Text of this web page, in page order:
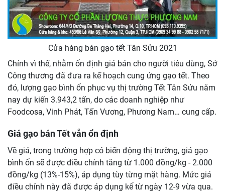
Cửa hàng bán gạo tết Tân Sửu 2021
Chính vì thế, nhằm ổn định giá bán cho người tiêu dùng, Sở
Công thương đã đưa ra kế hoạch cung ứng gạo tết. Theo
đó, lượng gạo bình ổn phục vụ thị trường Tết Tân Sửu năm
nay dự kiến 3.943,2 tấn, do các doanh nghiệp như
Foodcosa, Vinh Phát, Tấn Vương, Phương Nam… cung cấp.
Giá gạo bán Tết vẫn ổn định
Về giá, trong trường hợp có biến động thị trường, giá gạo
bình ổn sẽ được điều chỉnh tăng từ 1.000 đồng/kg - 2.000
đồng/kg (13%-15%), áp dụng tùy từng mặt hàng. Mức giá
điều chỉnh này đã được áp dụng kể từ ngày 12-9 vừa qua.